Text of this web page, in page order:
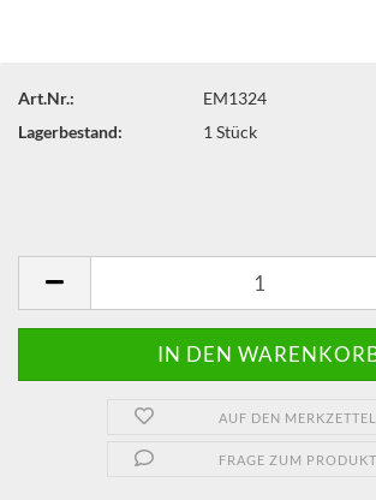
Art.Nr.:
EM1324
Lagerbestand:
1Stück
AUF DEN MERKZETTEL
FRAGE ZUM PRODUKT